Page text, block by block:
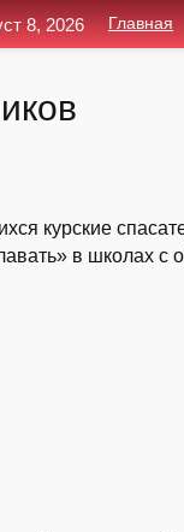
курские
в школах с
8, 2026 Главная